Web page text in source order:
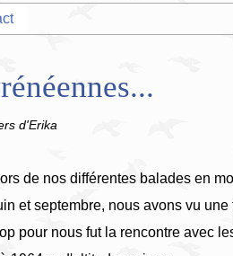
d'Erika
de nos différentes balades en
et septembre, nous avons vu une
pour nous fut la rencontre avec